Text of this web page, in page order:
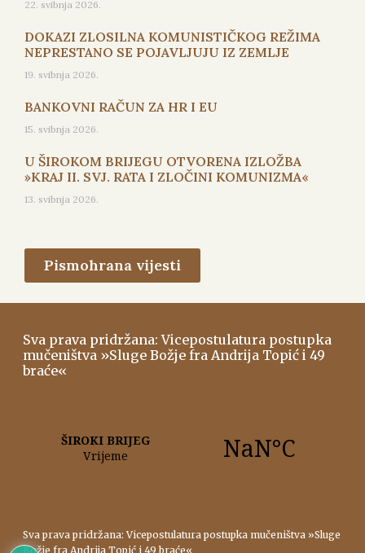
22. svibnja 2026.
DOKAZI ZLOSILNA KOMUNISTIČKOG REŽIMA
NEPRESTANO SE POJAVLJUJU IZ ZEMLJE
19. svibnja 2026.
BANKOVNI RAČUN ZA HR I EU
15. svibnja 2026.
U ŠIROKOM BRIJEGU OTVORENA IZLOŽBA
»KRAJ II. SVJ. RATA I ZLOČINI KOMUNIZMA«
13. svibnja 2026.
Pismohrana vijesti
Sva prava pridržana: Vicepostulatura postupka
mučeništva »Sluge Božje fra Andrija Topić i 49
braće«
Sva prava pridržana: Vicepostulatura postupka mučeništva »Sluge
Božje fra Andrija Topić i 49 braće«